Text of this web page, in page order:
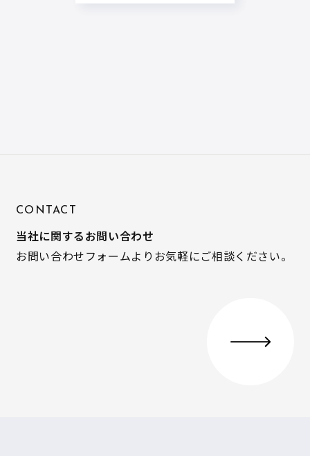
CONTACT
当社に関するお問い合わせ
お問い合わせフォームよりお気軽にご相談ください。